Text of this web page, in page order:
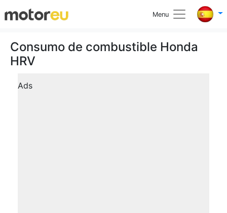
Menu
Consumo de combustible Honda
HRV
Ads